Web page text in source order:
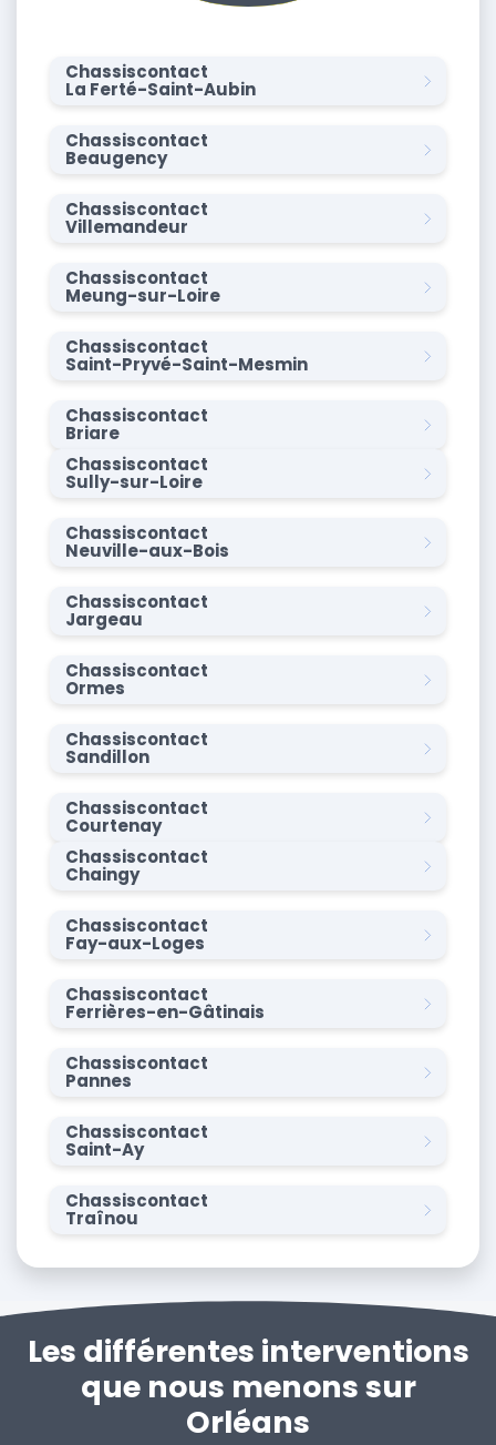
Chassiscontact
La Ferté-Saint-Aubin
Chassiscontact
Beaugency
Chassiscontact
Villemandeur
Chassiscontact
Meung-sur-Loire
Chassiscontact
Saint-Pryvé-Saint-Mesmin
Chassiscontact
Briare
Chassiscontact
Sully-sur-Loire
Chassiscontact
Neuville-aux-Bois
Chassiscontact
Jargeau
Chassiscontact
Ormes
Chassiscontact
Sandillon
Chassiscontact
Courtenay
Chassiscontact
Chaingy
Chassiscontact
Fay-aux-Loges
Chassiscontact
Ferrières-en-Gâtinais
Chassiscontact
Pannes
Chassiscontact
Saint-Ay
Chassiscontact
Traînou
Les différentes interventions
que nous menons sur
Orléans